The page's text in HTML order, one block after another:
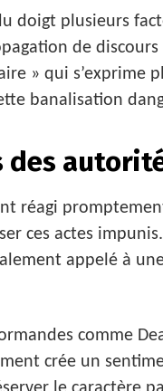
doigt plusieurs
de
» qui s’exprime
banalisation
des
réagi
ces actes
appelé à
comme
crée un